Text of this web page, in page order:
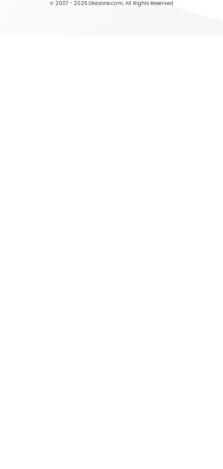
© 2007 - 2026 Okezone.com, All Rights Reserved